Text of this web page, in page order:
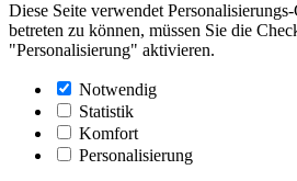
Diese Seite verwendet
betreten zu können, müssen Sie die
"Personalisierung" aktivieren.
Notwendig
Statistik
Komfort
Personalisierung